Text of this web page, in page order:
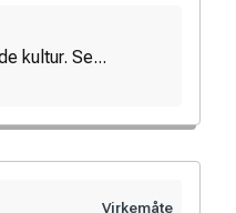
kultur. Se...
Virkemåte